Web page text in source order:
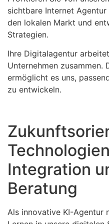
sichtbare Internet
den lokalen Markt und
Strategien.
Ihre Digitalagentur
Unternehmen zusammen.
ermöglicht es uns,
zu entwickeln.
Integration
Beratung
Als innovative KI-Agentur